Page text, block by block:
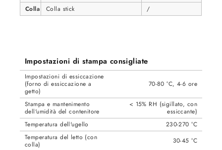
Colla Colla stick /
Impostazioni di stampa consigliate
Impostazioni di essiccazione
(forno di essiccazione a
getto)
70-80 °C, 4-6 ore
Stampa e mantenimento
dell'umidità del contenitore
< 15% RH (sigillato, con
essiccante)
Temperatura dell'ugello
230-270 °C
Temperatura del letto (con
colla)
30-45 °C